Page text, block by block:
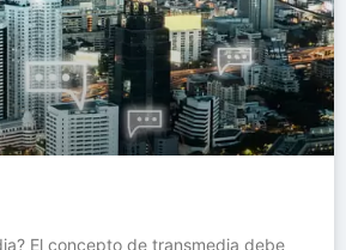
El concepto de transmedia debe